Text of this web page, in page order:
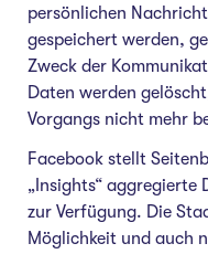
persönlichen
gespeichert werden,
Zweck der
Daten werden
Vorgangs nicht mehr
Facebook stellt
„Insights“ aggregierte
zur Verfügung. Die
Möglichkeit und auch